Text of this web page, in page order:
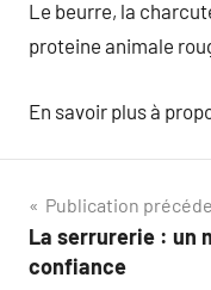
Le beurre, la
proteine animale
En savoir plus à
Navigation
de
Publication
La serrurerie : un
confiance